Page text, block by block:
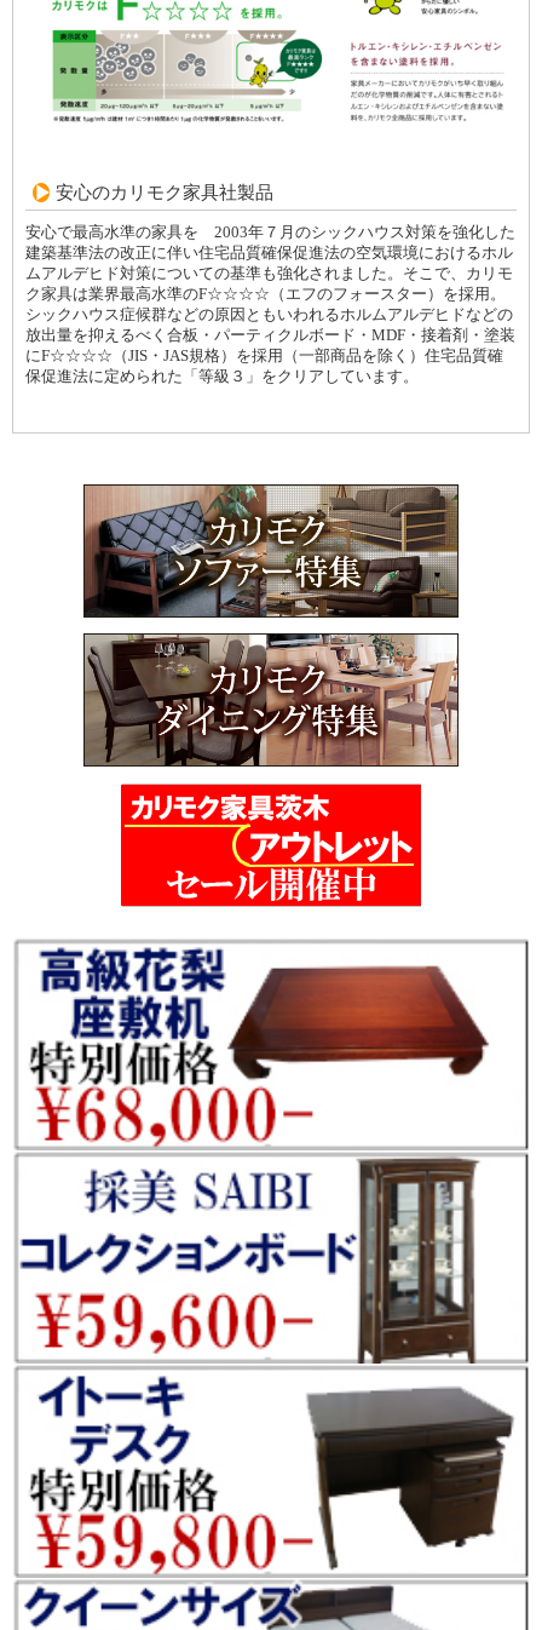
安心のカリモク家具社製品
安心で最高水準の家具を 2003年７月のシックハウス対策を強化した
建築基準法の改正に伴い住宅品質確保促進法の空気環境におけるホル
ムアルデヒド対策についての基準も強化されました。そこで、カリモ
ク家具は業界最高水準のF☆☆☆☆（エフのフォースター）を採用。
シックハウス症候群などの原因ともいわれるホルムアルデヒドなどの
放出量を抑えるべく合板・パーティクルボード・MDF・接着剤・塗装
にF☆☆☆☆（JIS・JAS規格）を採用（一部商品を除く）住宅品質確
保促進法に定められた「等級３」をクリアしています。